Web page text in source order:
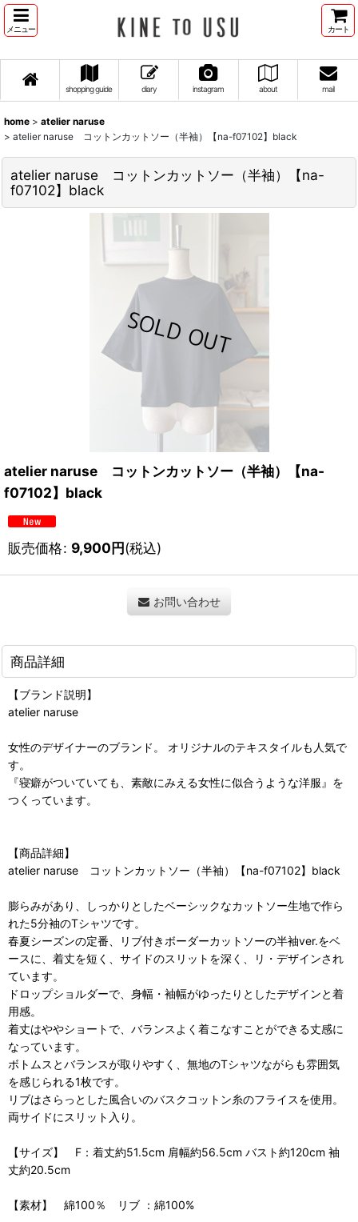
メニュー カート
shopping guide diary instagram about mail
home > atelier naruse
> atelier naruse コットンカットソー（半袖）【na-f07102】black
atelier naruse コットンカットソー（半袖）【na-
f07102】black
atelier naruse コットンカットソー（半袖）【na-
f07102】black
販売価格: 9,900円(税込)
お問い合わせ
商品詳細
【ブランド説明】
atelier naruse
女性のデザイナーのブランド。 オリジナルのテキスタイルも人気で
す。
『寝癖がついていても、素敵にみえる女性に似合うような洋服』を
つくっています。
【商品詳細】
atelier naruse コットンカットソー（半袖）【na-f07102】black
膨らみがあり、しっかりとしたベーシックなカットソー生地で作ら
れた5分袖のTシャツです。
春夏シーズンの定番、リブ付きボーダーカットソーの半袖ver.をベ
ースに、着丈を短く、サイドのスリットを深く、リ・デザインされ
ています。
ドロップショルダーで、身幅・袖幅がゆったりとしたデザインと着
用感。
着丈はややショートで、バランスよく着こなすことができる丈感に
なっています。
ボトムスとバランスが取りやすく、無地のTシャツながらも雰囲気
を感じられる1枚です。
リブはさらっとした風合いのバスクコットン糸のフライスを使用。
両サイドにスリット入り。
【サイズ】 F：着丈約51.5cm 肩幅約56.5cm バスト約120cm 袖
丈約20.5cm
【素材】 綿100％ リブ ：綿100%